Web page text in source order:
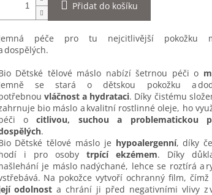
Přidat do košíku
péče pro tu nejcitlivější pokožku
dospělých.
Dětské tělové máslo nabízí šetrnou péči o
se stará o dětskou pokožku a
vláčnost a hydrataci. Díky čistému
bio máslo a kvalitní rostlinné oleje, ho
ocitlivou, suchou a problematickou
.
Dětské tělové máslo je hypoalergenní, díky
i pro osoby trpící ekzémem. Díky
je máslo nadýchané, lehce se roztírá a
Na pokožce vytvoří ochranný film, čímž
odolnost a chrání ji před negativními vlivy z